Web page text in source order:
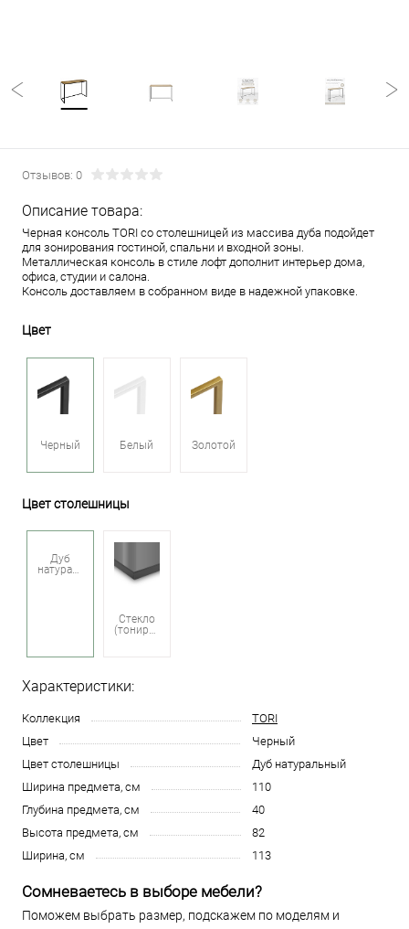
Отзывов: 0
Описание товара:
Черная консоль TORI со столешницей из массива дуба подойдет
для зонирования гостиной, спальни и входной зоны.
Металлическая консоль в стиле лофт дополнит интерьер дома,
офиса, студии и салона.
Консоль доставляем в собранном виде в надежной упаковке.
Цвет
Черный Белый Золотой
Цвет столешницы
Дуб
натуральный
Стекло
Характеристики:
Коллекция
TORI
Цвет
Черный
Цвет столешницы
Дуб натуральный
Ширина предмета, см
110
Глубина предмета, см
40
Высота предмета, см
82
Ширина, см
113
Сомневаетесь в выборе мебели?
Поможем выбрать размер, подскажем по моделям и